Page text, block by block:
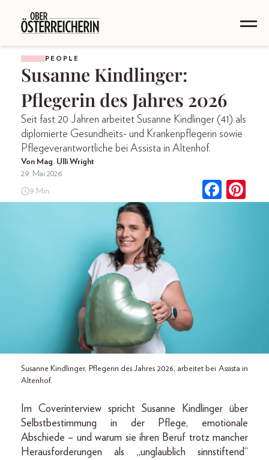
PEOPLE
Susanne Kindlinger:
Pflegerin des Jahres 2026
Seit fast 20 Jahren arbeitet Susanne Kindlinger (41) als
diplomierte Gesundheits- und Krankenpflegerin sowie
Pflegeverantwortliche bei Assista in Altenhof.
Von Mag. Ulli Wright
29. Mai 2026
9 Min.
Susanne Kindlinger, Pflegerin des Jahres 2026, arbeitet bei Assista in
Altenhof.
Im Coverinterview spricht Susanne Kindlinger über
Selbstbestimmung in der Pflege, emotionale
Abschiede – und warum sie ihren Beruf trotz mancher
Herausforderungen als „unglaublich sinnstiftend“